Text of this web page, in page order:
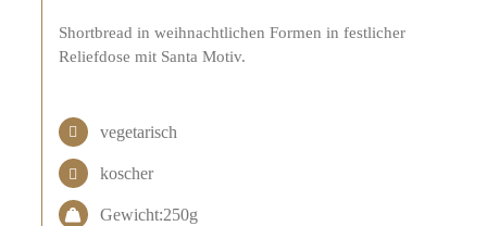
Shortbread in weihnachtlichen Formen in festlicher
Reliefdose mit Santa Motiv.
vegetarisch
koscher
Gewicht:250g